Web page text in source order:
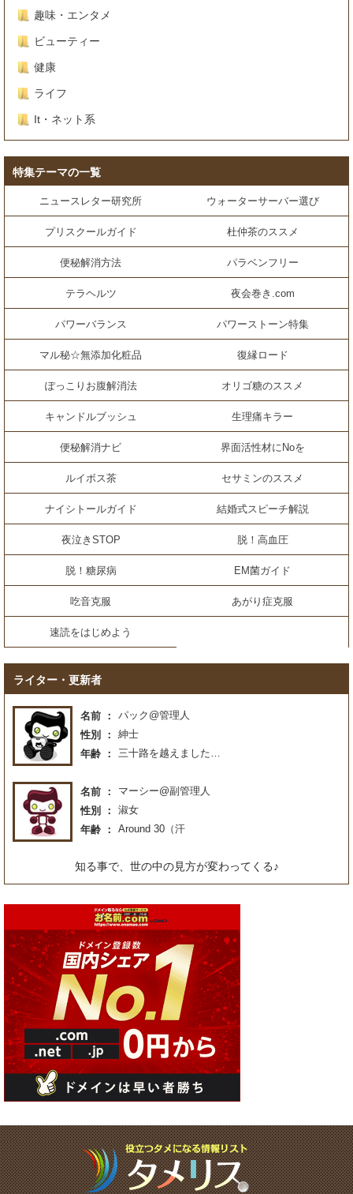
趣味・エンタメ
ビューティー
健康
ライフ
It・ネット系
特集テーマの一覧
ニュースレター研究所 ウォーターサーバー選び
プリスクールガイド 杜仲茶のススメ
便秘解消方法 パラベンフリー
テラヘルツ 夜会巻き.com
パワーバランス パワーストーン特集
マル秘☆無添加化粧品 復縁ロード
ぽっこりお腹解消法 オリゴ糖のススメ
キャンドルブッシュ 生理痛キラー
便秘解消ナビ 界面活性材にNoを
ルイボス茶 セサミンのススメ
ナイシトールガイド 結婚式スピーチ解説
夜泣きSTOP 脱！高血圧
脱！糖尿病 EM菌ガイド
吃音克服 あがり症克服
速読をはじめよう
ライター・更新者
名前
パック@管理人
性別
紳士
年齢
三十路を越えました…
名前
マーシー@副管理人
性別
淑女
年齢
Around 30（汗
知る事で、世の中の見方が変わってくる♪